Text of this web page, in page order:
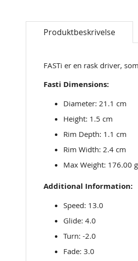
to
gallery
Produktbeskrivelse
FASTi er en rask driver,
Fasti Dimensions:
Diameter: 21.1 cm
Height: 1.5 cm
Rim Depth: 1.1 cm
Rim Width: 2.4 cm
Max Weight: 176.00 g
Additional Information:
Speed: 13.0
Glide: 4.0
Turn: -2.0
Fade: 3.0